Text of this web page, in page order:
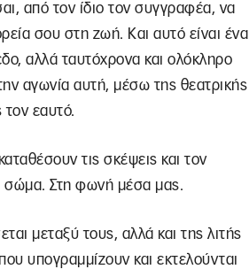
από τον ίδιο τον συγγραφέα, να
σου στη ζωή. Και αυτό είναι ένα
αλλά ταυτόχρονα και ολόκληρο
αγωνία αυτή, μέσω της θεατρικής
τον εαυτό.
τις σκέψεις και τον
σώμα. Στη φωνή μέσα μας.
μεταξύ τους, αλλά και της λιτής
υπογραμμίζουν και εκτελούνται